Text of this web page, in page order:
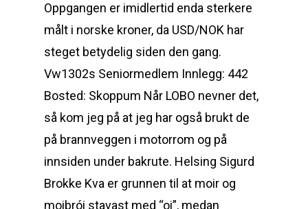
Oppgangen er imidlertid enda sterkere
målt i norske kroner, da USD/NOK har
steget betydelig siden den gang.
Vw1302s Seniormedlem Innlegg: 442
Bosted: Skoppum Når LOBO nevner det,
så kom jeg på at jeg har også brukt de
på brannveggen i motorrom og på
innsiden under bakrute. Helsing Sigurd
Brokke Kva er grunnen til at moir og
moibrói stavast med “oi”, medan